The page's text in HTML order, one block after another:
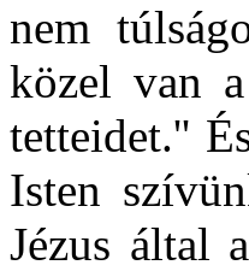
nem
közel van
tetteidet.''
Isten
Jézus által